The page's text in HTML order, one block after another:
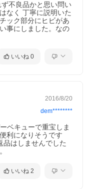
不良品かと思い問い
なく 丁寧に説明いた
ック部分にヒビがあ
事にしました。なの
いいね 0
2016/8/20
dem********
ベキューで重宝しま
利になりそうです
品はしませんでした
いいね 2